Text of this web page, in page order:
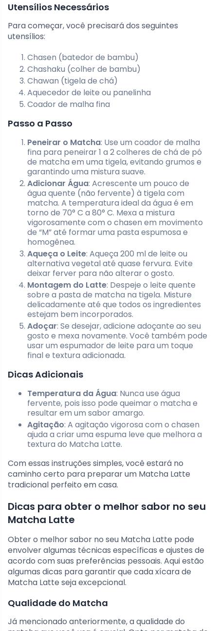
Utensílios Necessários
Para começar, você precisará dos seguintes
utensílios:
Chasen (batedor de bambu)
Chashaku (colher de bambu)
Chawan (tigela de chá)
Aquecedor de leite ou panelinha
Coador de malha fina
Passo a Passo
Peneirar o Matcha: Use um coador de malha
fina para peneirar 1 a 2 colheres de chá de pó
de matcha em uma tigela, evitando grumos e
garantindo uma mistura suave.
Adicionar Água: Acrescente um pouco de
água quente (não fervente) à tigela com
matcha. A temperatura ideal da água é em
torno de 70° C a 80° C. Mexa a mistura
vigorosamente com o chasen em movimento
de “M” até formar uma pasta espumosa e
homogênea.
Aqueça o Leite: Aqueça 200 ml de leite ou
alternativa vegetal até quase fervura. Evite
deixar ferver para não alterar o gosto.
Montagem do Latte: Despeje o leite quente
sobre a pasta de matcha na tigela. Misture
delicadamente até que todos os ingredientes
estejam bem incorporados.
Adoçar: Se desejar, adicione adoçante ao seu
gosto e mexa novamente. Você também pode
usar um espumador de leite para um toque
final e textura adicionada.
Dicas Adicionais
Temperatura da Água: Nunca use água
fervente, pois isso pode queimar o matcha e
resultar em um sabor amargo.
Agitação: A agitação vigorosa com o chasen
ajuda a criar uma espuma leve que melhora a
textura do Matcha Latte.
Com essas instruções simples, você estará no
caminho certo para preparar um Matcha Latte
tradicional perfeito em casa.
Dicas para obter o melhor sabor no seu
Matcha Latte
Obter o melhor sabor no seu Matcha Latte pode
envolver algumas técnicas específicas e ajustes de
acordo com suas preferências pessoais. Aqui estão
algumas dicas para garantir que cada xícara de
Matcha Latte seja excepcional.
Qualidade do Matcha
Já mencionado anteriormente, a qualidade do